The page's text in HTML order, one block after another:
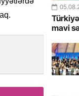
YAP
Günü
mavi